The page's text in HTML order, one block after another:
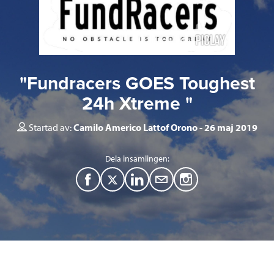
"Fundracers GOES Toughest
24h Xtreme "
Startad av:Camilo Americo Lattof Orono 26 maj 2019
Dela insamlingen:
F
a
T
w
L
M
a